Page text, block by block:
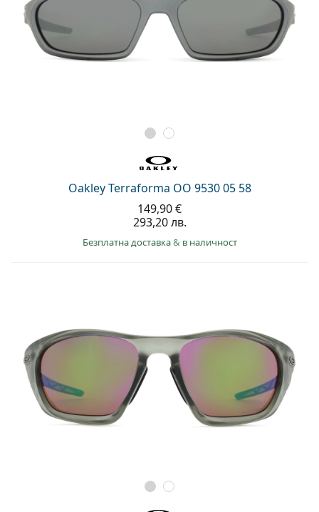
Oakley Terraforma OO 9530 05 58
149,90 €
293,20 лв.
Безплатна доставка& в наличност